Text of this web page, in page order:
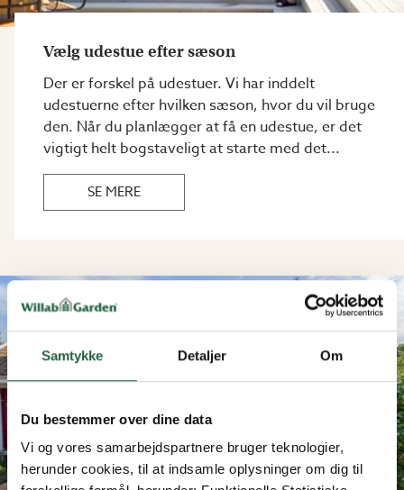
Samtykke Detaljer Om
Du bestemmer over dine data
Vi og vores samarbejdspartnere bruger teknologier,
herunder cookies, til at indsamle oplysninger om dig til
Vælg udestue efter sæson
Der er forskel på udestuer. Vi har inddelt
udestuerne efter hvilken sæson, hvor du vil bruge
den. Når du planlægger at få en udestue, er det
vigtigt helt bogstaveligt at starte med det...
SE MERE